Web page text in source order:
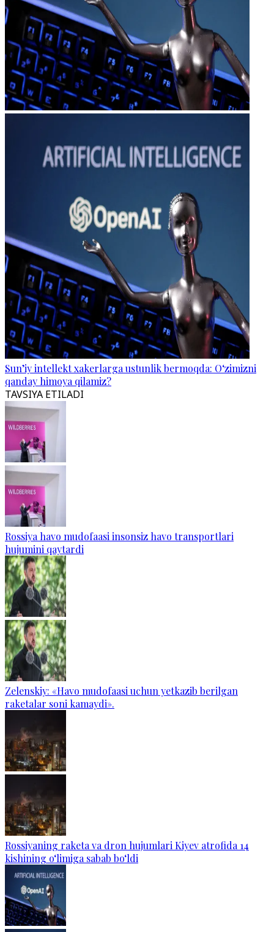
Sun’iy intellekt xakerlarga ustunlik bermoqda: O‘zimizni
qanday himoya qilamiz?
TAVSIYA ETILADI
Rossiya havo mudofaasi insonsiz havo transportlari
hujumini qaytardi
Zelenskiy: «Havo mudofaasi uchun yetkazib berilgan
raketalar soni kamaydi».
Rossiyaning raketa va dron hujumlari Kiyev atrofida 14
kishining o‘limiga sabab bo‘ldi